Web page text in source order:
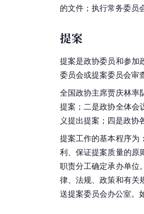
的文件；执行常务委员
提案
提案是政协委员和参加
委员会或提案委员会审
全国政协主席贾庆林率
提案；二是政协全体会
义提出提案；四是政协
提案工作的基本程序
利、保证提案质量的原
职责分工确定承办单位
律、法规、政策和有关
送提案委员会办公室。